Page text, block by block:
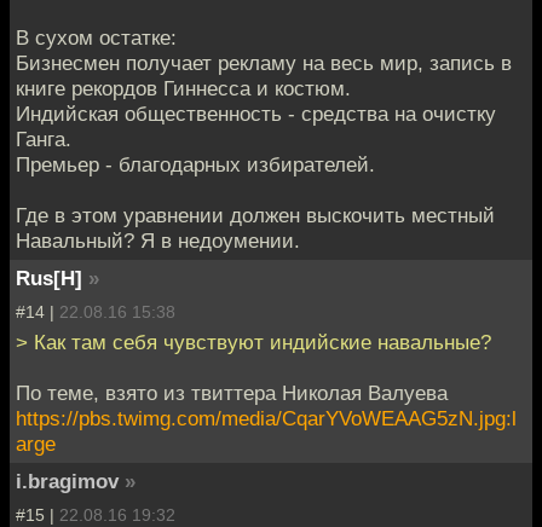
В сухом остатке:
Бизнесмен получает рекламу на весь мир, запись в
книге рекордов Гиннесса и костюм.
Индийская общественность - средства на очистку
Ганга.
Премьер - благодарных избирателей.
Где в этом уравнении должен выскочить местный
Навальный? Я в недоумении.
Rus[H] »
#14 | 22.08.16 15:38
> Как там себя чувствуют индийские навальные?
По теме, взято из твиттера Николая Валуева
https://pbs.twimg.com/media/CqarYVoWEAAG5zN.jpg:l
arge
i.bragimov »
#15 | 22.08.16 19:32